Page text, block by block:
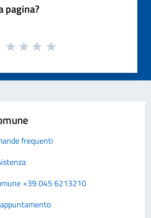
pagina?
frequenti
+39 045 6213210